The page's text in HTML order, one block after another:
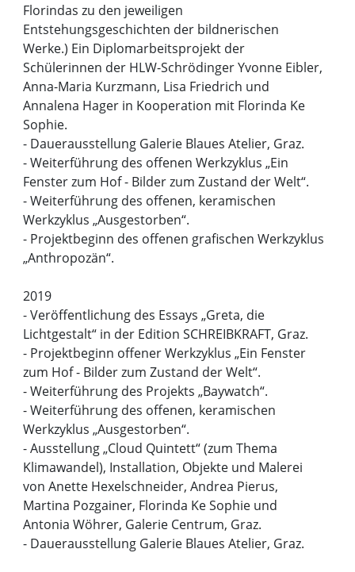
Florindas zu den jeweiligen
Entstehungsgeschichten der bildnerischen
Werke.) Ein Diplomarbeitsprojekt der
Schülerinnen der HLW-Schrödinger Yvonne Eibler,
Anna-Maria Kurzmann, Lisa Friedrich und
Annalena Hager in Kooperation mit Florinda Ke
Sophie.
- Dauerausstellung Galerie Blaues Atelier, Graz.
- Weiterführung des offenen Werkzyklus „Ein
Fenster zum Hof - Bilder zum Zustand der Welt“.
- Weiterführung des offenen, keramischen
Werkzyklus „Ausgestorben“.
- Projektbeginn des offenen grafischen Werkzyklus
„Anthropozän“.
2019
- Veröffentlichung des Essays „Greta, die
Lichtgestalt“ in der Edition SCHREIBKRAFT, Graz.
- Projektbeginn offener Werkzyklus „Ein Fenster
zum Hof - Bilder zum Zustand der Welt“.
- Weiterführung des Projekts „Baywatch“.
- Weiterführung des offenen, keramischen
Werkzyklus „Ausgestorben“.
- Ausstellung „Cloud Quintett“ (zum Thema
Klimawandel), Installation, Objekte und Malerei
von Anette Hexelschneider, Andrea Pierus,
Martina Pozgainer, Florinda Ke Sophie und
Antonia Wöhrer, Galerie Centrum, Graz.
- Dauerausstellung Galerie Blaues Atelier, Graz.